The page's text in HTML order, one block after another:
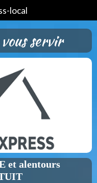
local
servir
et alentours